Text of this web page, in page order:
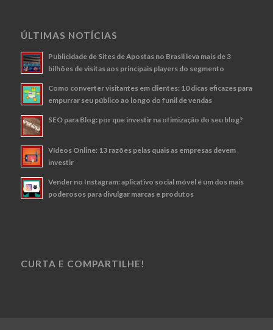
ÚLTIMAS NOTÍCIAS
Publicidade de Sites de Apostas no Brasil leva mais de 3
bilhões de visitas aos principais players do segmento
Como converter visitantes em clientes: 10 dicas eficazes para
empurrar seu público ao longo do funil de vendas
SEO para Blog: por que investir na otimização do seu blog?
Vídeos Online: 13 razões pelas quais as empresas devem
investir
Vender no Instagram: aplicativo social móvel é um dos mais
poderosos para divulgar marcas e produtos
CURTA E COMPARTILHE!